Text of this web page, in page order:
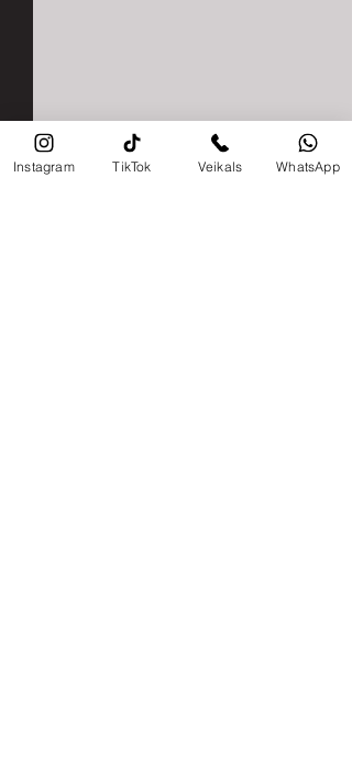
Instagram TikTok Veikals WhatsApp